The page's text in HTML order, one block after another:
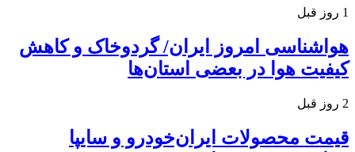
1 روز قبل
هواشناسی امروز ایران/ گردوخاک و کاهش
کیفیت هوا در بعضی استان‌ها
2 روز قبل
قیمت محصولات ایران‌خودرو و سایپا